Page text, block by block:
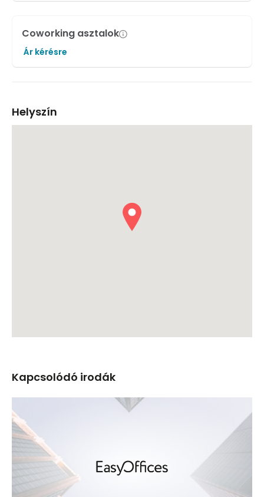
Coworking asztalok
Ár kérésre
Helyszín
Kapcsolódó irodák